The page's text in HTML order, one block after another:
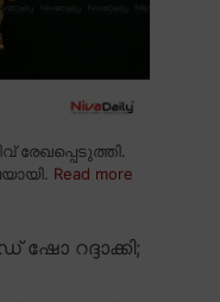
Read more
റദ്ദാക്കി;